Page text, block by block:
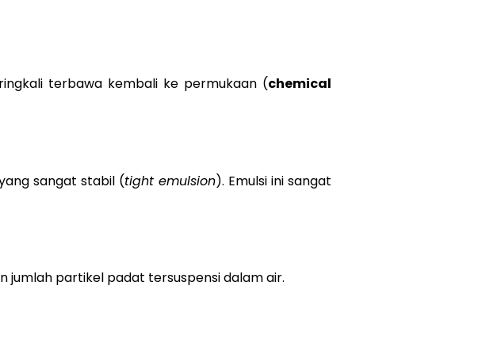
terbawa kembali ke permukaan (chemical
sangat stabil (tight emulsion). Emulsi ini sangat
jumlah partikel padat tersuspensi dalam air.